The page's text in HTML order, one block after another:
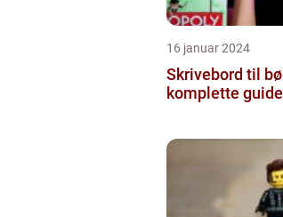
16 januar 2024
Skrivebord til børn
komplette guide